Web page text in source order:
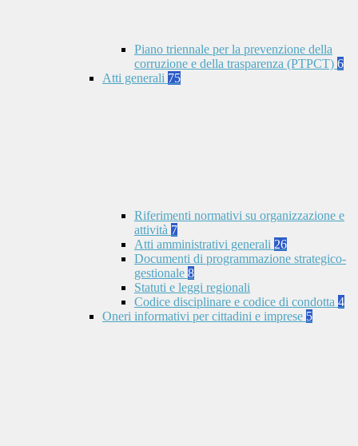
Piano triennale per la prevenzione della
corruzione e della trasparenza (PTPCT) 6
Atti generali 75
Riferimenti normativi su organizzazione e
attività 7
Atti amministrativi generali 26
Documenti di programmazione strategico-
gestionale 8
Statuti e leggi regionali
Codice disciplinare e codice di condotta 4
Oneri informativi per cittadini e imprese 5